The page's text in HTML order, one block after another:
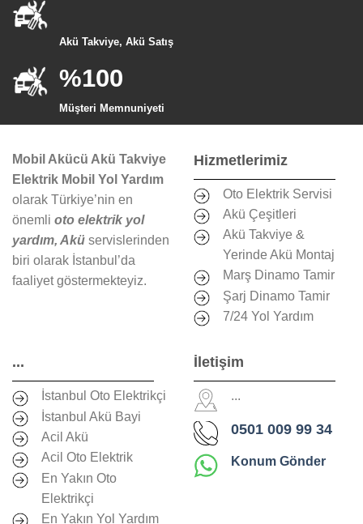
Akü Takviye, Akü Satış
%100
Müşteri Memnuniyeti
Mobil Akücü Akü Takviye
Elektrik Mobil Yol Yardım
olarak Türkiye’nin en
önemli oto elektrik yol
yardım, Akü servislerinden
biri olarak İstanbul’da
faaliyet göstermekteyiz.
Hizmetlerimiz
Oto Elektrik Servisi
Akü Çeşitleri
Akü Takviye &
Yerinde Akü Montaj
Marş Dinamo Tamir
Şarj Dinamo Tamir
7/24 Yol Yardım
...
İstanbul Oto Elektrikçi
İstanbul Akü Bayi
Acil Akü
Acil Oto Elektrik
En Yakın Oto
Elektrikçi
En Yakın Yol Yardım
İletişim
...
0501 009 99 34
Konum Gönder